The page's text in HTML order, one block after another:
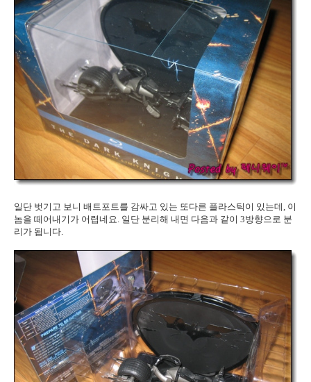
일단 벗기고 보니 배트포트를 감싸고 있는 또다른 플라스틱이 있는데, 이
놈을 떼어내기가 어렵네요. 일단 분리해 내면 다음과 같이 3방향으로 분
리가 됩니다.